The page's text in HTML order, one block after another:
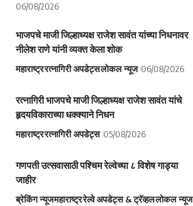
06/08/2026
भाजपचे माजी जिल्हाध्यक्ष राजेश सावंत यांच्या निधनावर
नीलेश राणे यांनी व्यक्त केला शोक
महाराष्ट्ररत्नागिरी अपडेट्सलोकल न्यूज 06/08/2026
रत्नागिरी भाजपचे माजी जिल्हाध्यक्ष राजेश सावंत यांचे
हृदयविकाराच्या धक्क्याने निधन
महाराष्ट्ररत्नागिरी अपडेट्स 05/08/2026
गणपती उत्सवासाठी पश्चिम रेल्वेच्या ८ विशेष गाड्या
जाहीर
ब्रेकिंग न्यूजमहाराष्ट्ररेल्वे अपडेट्स & ट्रॅव्हललोकल न्यूज